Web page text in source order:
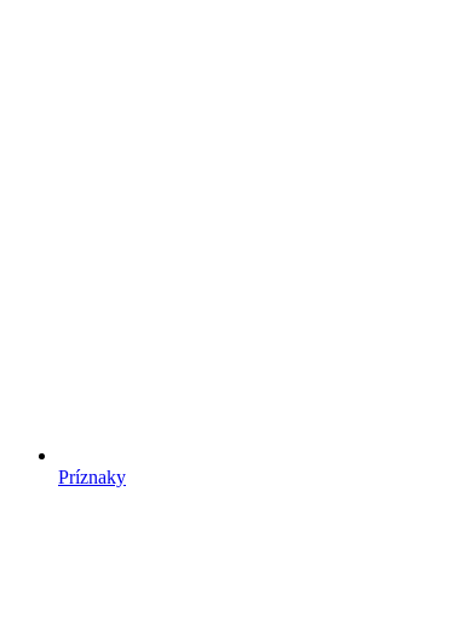
Príznaky